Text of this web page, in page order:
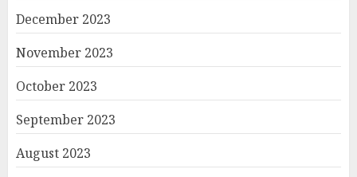
December 2023
November 2023
October 2023
September 2023
August 2023